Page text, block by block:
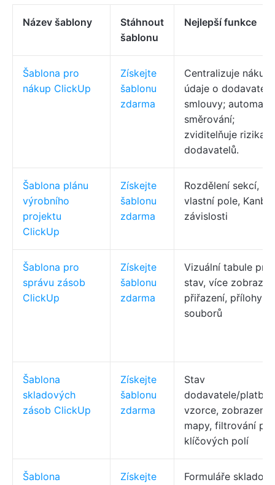
Název šablony
Stáhnout
šablonu
Nejlepší funkce
Šablona pro
nákup ClickUp
Získejte
šablonu
zdarma
Centralizuje nákup,
údaje o
smlouvy;
směrování;
zviditelňuje rizika
dodavatelů.
Šablona plánu
výrobního
projektu
ClickUp
Získejte
šablonu
zdarma
Rozdělení sekcí,
vlastní pole,
závislosti
Šablona pro
správu zásob
ClickUp
Získejte
šablonu
zdarma
Vizuální tabule pro
stav, více
přiřazení, přílohy
souborů
Šablona
skladových
zásob ClickUp
Získejte
šablonu
zdarma
Stav
dodavatele/platby,
vzorce, zobrazení
mapy, filtrování
klíčových polí
Šablona
Získejte
Formuláře